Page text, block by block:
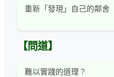
重新「發現」自己的鄰舍
【問道】
難以實踐的道理？